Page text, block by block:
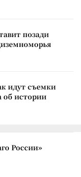
позади
идут съемки
об истории
России»